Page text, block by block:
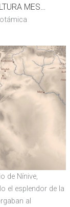
BIBLIOTECA DE NÍNIVE: SABIDURÍA Y CULTURA MESOPOTÁMICA
de Nínive,
el esplendor de la
al